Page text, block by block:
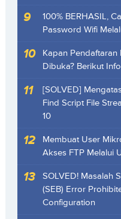
100% BERHASIL,
Password Wifi
Kapan
Dibuka? Berikut
[SOLVED]
Find Script File
10
Membuat User
Akses FTP Melalui
SOLVED! Masalah
(SEB) Error
Configuration